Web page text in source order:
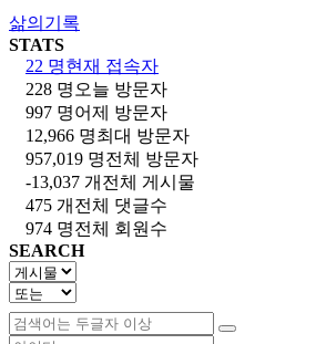
삶의기록
STATS
22 명현재 접속자
228 명 오늘 방문자
997 명어제 방문자
12,966 명최대 방문자
957,019 명전체 방문자
-13,037 개 전체 게시물
475 개 전체 댓글수
974 명전체 회원수
SEARCH